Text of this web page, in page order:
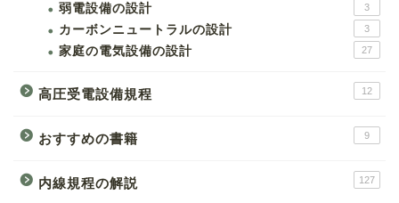
弱電設備の設計 3
カーボンニュートラルの設計 3
家庭の電気設備の設計 27
高圧受電設備規程 12
おすすめの書籍 9
内線規程の解説 127